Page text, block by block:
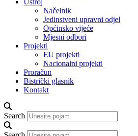
Ustroj
Načelnik
Jedinstveni upravni odjel
Općinsko vijeće
Mjesni odbori
Projekti
EU projekti
Nacionalni projekti
Proračun
Bistrički glasnik
Kontakt
Search